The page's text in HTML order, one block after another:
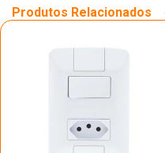
Produtos Relacionados